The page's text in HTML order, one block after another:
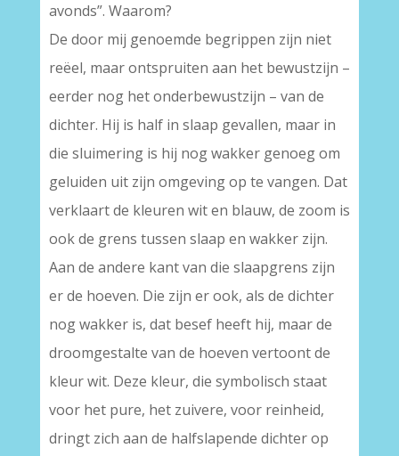
avonds”. Waarom?
De door mij genoemde begrippen zijn niet
reëel, maar ontspruiten aan het bewustzijn –
eerder nog het onderbewustzijn – van de
dichter. Hij is half in slaap gevallen, maar in
die sluimering is hij nog wakker genoeg om
geluiden uit zijn omgeving op te vangen. Dat
verklaart de kleuren wit en blauw, de zoom is
ook de grens tussen slaap en wakker zijn.
Aan de andere kant van die slaapgrens zijn
er de hoeven. Die zijn er ook, als de dichter
nog wakker is, dat besef heeft hij, maar de
droomgestalte van de hoeven vertoont de
kleur wit. Deze kleur, die symbolisch staat
voor het pure, het zuivere, voor reinheid,
dringt zich aan de halfslapende dichter op